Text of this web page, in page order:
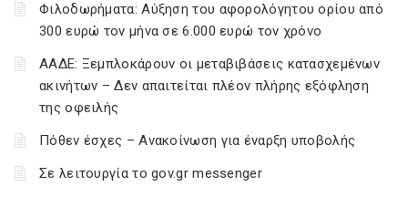
Φιλοδωρήματα: Αύξηση του αφορολόγητου ορίου από
300 ευρώ τον μήνα σε 6.000 ευρώ τον χρόνο
ΑΑΔΕ: Ξεμπλοκάρουν οι μεταβιβάσεις κατασχεμένων
ακινήτων – Δεν απαιτείται πλέον πλήρης εξόφληση
της οφειλής
Πόθεν έσχες – Ανακοίνωση για έναρξη υποβολής
Σε λειτουργία το gov.gr messenger